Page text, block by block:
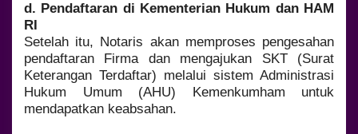
d. Pendaftaran di Kementerian Hukum dan HAM
RI
Setelah itu, Notaris akan memproses pengesahan
pendaftaran Firma dan mengajukan SKT (Surat
Keterangan Terdaftar) melalui sistem Administrasi
Hukum Umum (AHU) Kemenkumham untuk
mendapatkan keabsahan.